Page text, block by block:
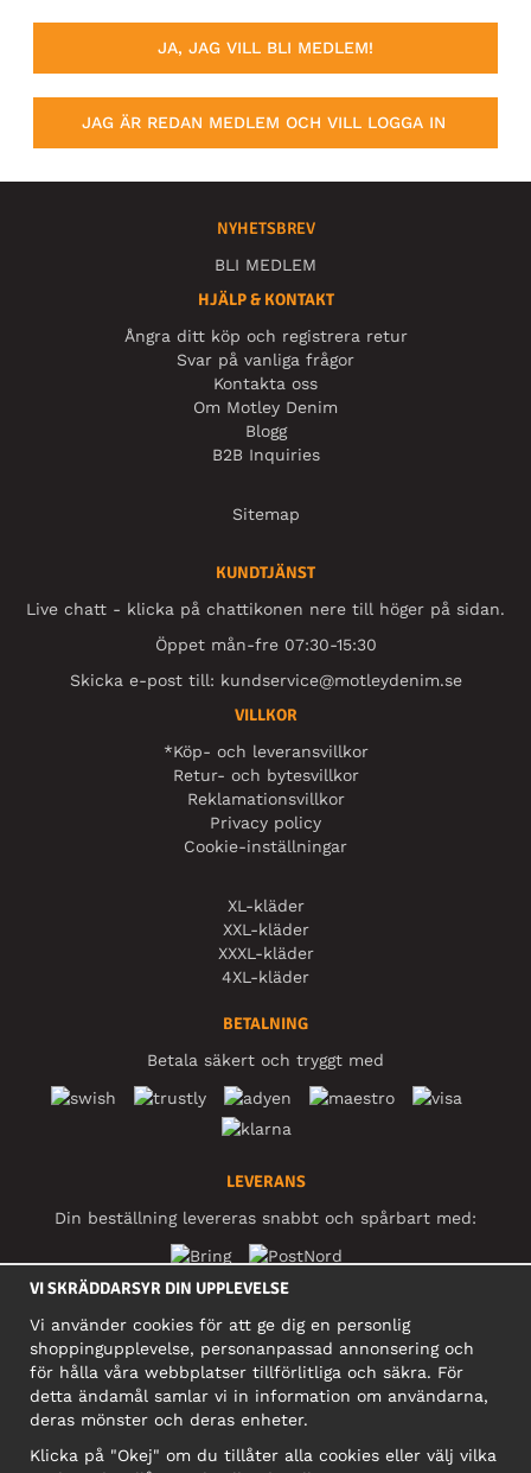
JA, JAG VILL BLI MEDLEM!
JAG ÄR REDAN MEDLEM OCH VILL LOGGA IN
NYHETSBREV
BLI MEDLEM
HJÄLP & KONTAKT
Ångra ditt köp och registrera retur
Svar på vanliga frågor
Kontakta oss
Om Motley Denim
Blogg
B2B Inquiries
Sitemap
KUNDTJÄNST
Live chatt - klicka på chattikonen nere till höger på sidan.
Öppet mån-fre 07:30-15:30
Skicka e-post till: kundservice@motleydenim.se
VILLKOR
*Köp- och leveransvillkor
Retur- och bytesvillkor
Reklamationsvillkor
Privacy policy
Cookie-inställningar
XL-kläder
XXL-kläder
XXXL-kläder
4XL-kläder
BETALNING
Betala säkert och tryggt med
LEVERANS
Din beställning levereras snabbt och spårbart med:
FÖRETAG
Narva mnt 5, EE-10117 Tallinn
VI SKRÄDDARSYR DIN UPPLEVELSE
Vi använder cookies för att ge dig en personlig
shoppingupplevelse, personanpassad annonsering och
för hålla våra webbplatser tillförlitliga och säkra. För
detta ändamål samlar vi in information om användarna,
deras mönster och deras enheter.
Klicka på "Okej" om du tillåter alla cookies eller välj vilka